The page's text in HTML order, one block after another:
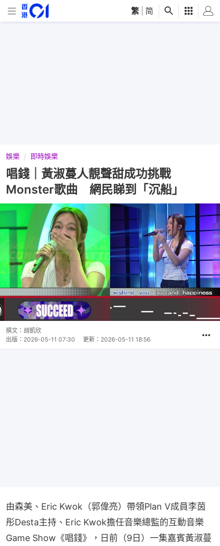
繁 简
娛樂 即時娛樂
唱錢｜黃淑蔓人靚聲甜成功挑戰
Monster歌曲 網民睇到「沉船」
撰文： 胡凱欣
出版： 2026-05-11 07:30 更新： 2026-05-11 18:56
由森美、Eric Kwok（郭偉亮）帶領Plan V成員李茵
彤Desta主持、Eric Kwok擔任音樂總監的互動音樂
Game Show《唱錢》，日前（9日）一集嘉賓黃淑蔓